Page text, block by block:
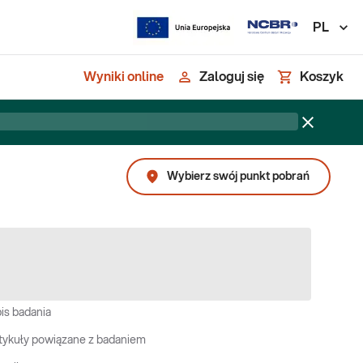
PL
Wyniki online Zaloguj się Koszyk
Wybierz swój punkt pobrań
badania
powiązane z badaniem